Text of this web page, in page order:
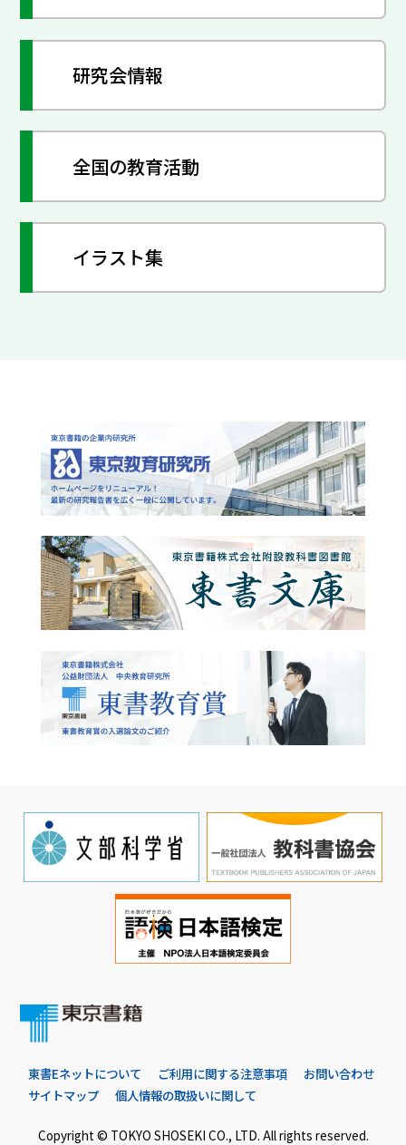
研究会情報
全国の教育活動
イラスト集
東書Eネットについて ご利用に関する注意事項
お問い合わせ
サイトマップ
個人情報の取扱いに関して
Copyright © TOKYO SHOSEKI CO., LTD. All rights reserved.